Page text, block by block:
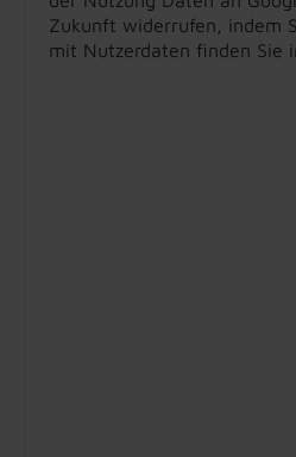
Zukunft widerrufen, indem
mit Nutzerdaten finden Sie